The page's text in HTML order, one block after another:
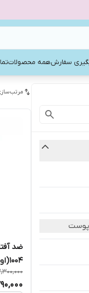
سفارشهمه محصولات
پوست
ضد
1004(اورجینال)